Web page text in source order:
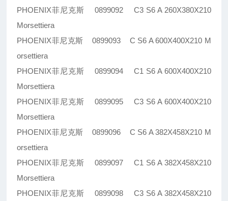
PHOENIX菲尼克斯 0899092 C3 S6 A 260X380X210
Morsettiera
PHOENIX菲尼克斯 0899093 C S6 A 600X400X210 M
orsettiera
PHOENIX菲尼克斯 0899094 C1 S6 A 600X400X210
Morsettiera
PHOENIX菲尼克斯 0899095 C3 S6 A 600X400X210
Morsettiera
PHOENIX菲尼克斯 0899096 C S6 A 382X458X210 M
orsettiera
PHOENIX菲尼克斯 0899097 C1 S6 A 382X458X210
Morsettiera
PHOENIX菲尼克斯 0899098 C3 S6 A 382X458X210